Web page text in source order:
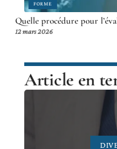
FORME
Quelle procédure pour
12 mars 2026
Article en